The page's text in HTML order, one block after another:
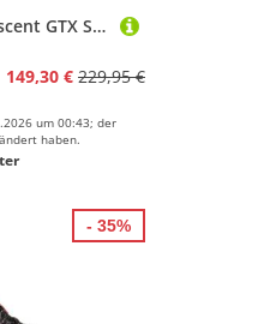
Garmont Damen Ascent GTX Schuhe
149,30 € 229,95 €
um 00:43; der
haben.
- 35%